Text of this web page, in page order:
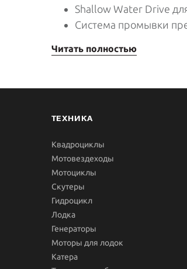
Shallow Water Drive
Система промывки
Читать полностью
ТЕХНИКА
Квадроциклы
Мотовездеходы
Мотоциклы
Скутеры
Гидроцикл
Лодка
Генераторы
Моторы для лодок
Катера